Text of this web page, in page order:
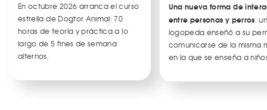
En octubre 2026 arranca el curso
estrella de Dogtor Animal: 70
horas de teoría y práctica a lo
largo de 5 fines de semana
alternos.
Una nueva forma de
entre personas y perros:
logopeda enseñó a su
comunicarse de la misma
en la que se enseña a